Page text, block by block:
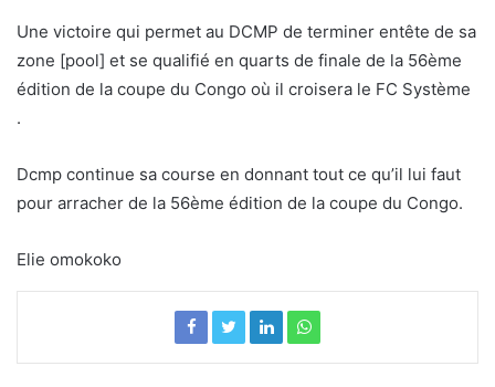
Une victoire qui permet au DCMP de terminer entête de sa
zone [pool] et se qualifié en quarts de finale de la 56ème
édition de la coupe du Congo où il croisera le FC Système
.
Dcmp continue sa course en donnant tout ce qu’il lui faut
pour arracher de la 56ème édition de la coupe du Congo.
Elie omokoko